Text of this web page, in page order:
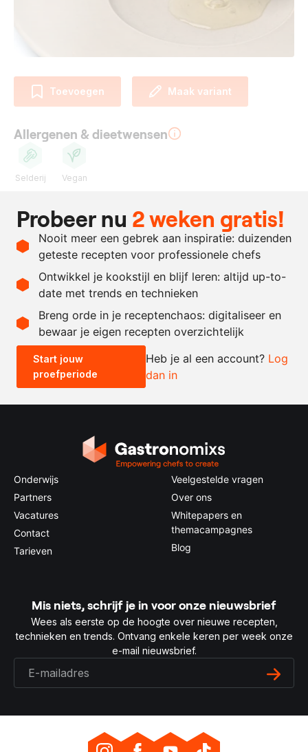
Toevoegen Maak variant
Allergenen & dieetwensen
Selderij Vegan
2 kg. knolselderij , grof
gesneden
Recept omrekenen
- +
0.5x 1x 2x
Probeer nu 2 weken gratis!
Nooit meer een gebrek aan inspiratie: duizenden
geteste recepten voor professionele chefs
Ontwikkel je kookstijl en blijf leren: altijd up-to-
date met trends en technieken
Breng orde in je receptenchaos: digitaliseer en
bewaar je eigen recepten overzichtelijk
Start jouw
proefperiode
Heb je al een account? Log
dan in
Onderwijs
Partners
Vacatures
Contact
Tarieven
Veelgestelde vragen
Over ons
Whitepapers en
themacampagnes
Blog
Mis niets, schrijf je in voor onze nieuwsbrief
Wees als eerste op de hoogte over nieuwe recepten,
technieken en trends. Ontvang enkele keren per week onze
e-mail nieuwsbrief.